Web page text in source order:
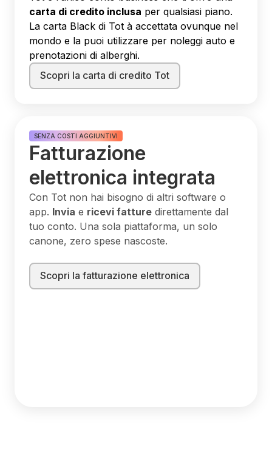
carta di credito inclusa per qualsiasi piano.
La carta Black di Tot à accettata ovunque nel
mondo e la puoi utilizzare per noleggi auto e
prenotazioni di alberghi.
Scopri la carta di credito Tot
SENZA COSTI AGGIUNTIVI
Fatturazione
elettronica integrata
Con Tot non hai bisogno di altri software o
app. Invia e ricevi fatture direttamente dal
tuo conto. Una sola piattaforma, un solo
canone, zero spese nascoste.
Scopri la fatturazione elettronica